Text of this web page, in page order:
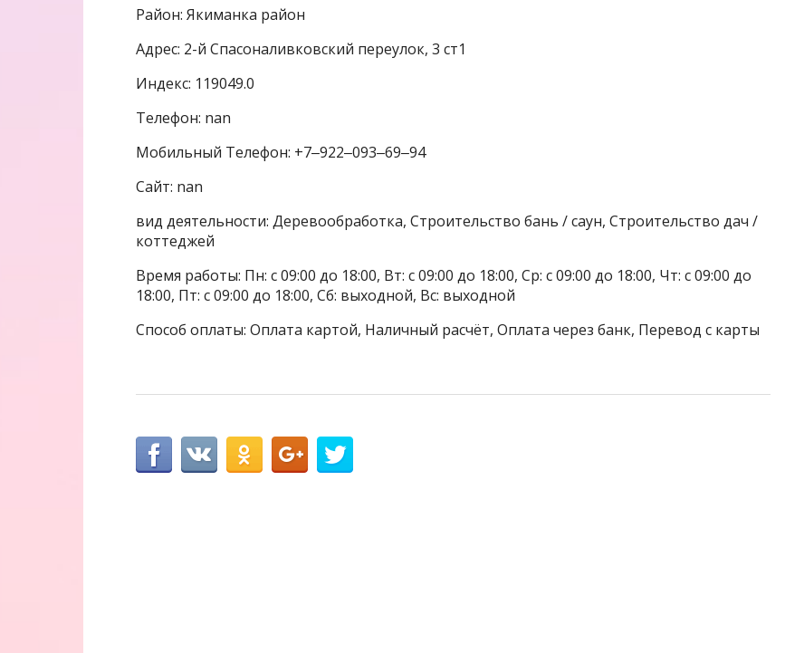
Район: Якиманка район
Адрес: 2-й Спасоналивковский переулок, 3 ст1
Индекс: 119049.0
Телефон: nan
Мобильный Телефон: +7‒922‒093‒69‒94
Сайт: nan
вид деятельности: Деревообработка, Строительство бань / саун, Строительство дач /
коттеджей
Время работы: Пн: с 09:00 до 18:00, Вт: с 09:00 до 18:00, Ср: с 09:00 до 18:00, Чт: с 09:00 до
18:00, Пт: с 09:00 до 18:00, Сб: выходной, Вс: выходной
Способ оплаты: Оплата картой, Наличный расчёт, Оплата через банк, Перевод с карты